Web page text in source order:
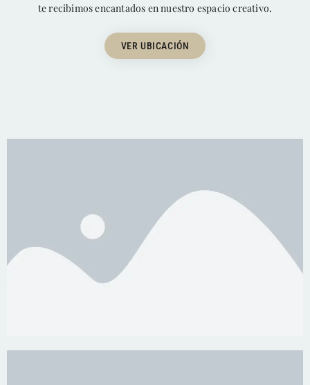
te recibimos encantados en nuestro espacio creativo.
VER UBICACIÓN